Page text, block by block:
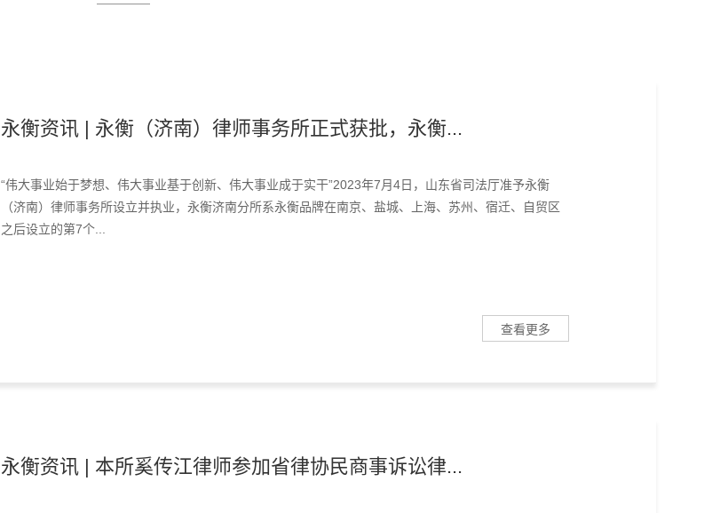
永衡资讯 | 永衡（济南）律师事务所正式获批，永衡...
“伟大事业始于梦想、伟大事业基于创新、伟大事业成于实干”2023年7月4日，山东省司法厅准予永衡
（济南）律师事务所设立并执业，永衡济南分所系永衡品牌在南京、盐城、上海、苏州、宿迁、自贸区
之后设立的第7个...
查看更多
永衡资讯 | 本所奚传江律师参加省律协民商事诉讼律...